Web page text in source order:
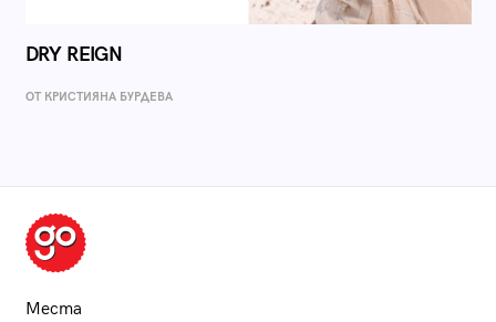
DRY REIGN
ОТ КРИСТИЯНА БУРДЕВА
Места